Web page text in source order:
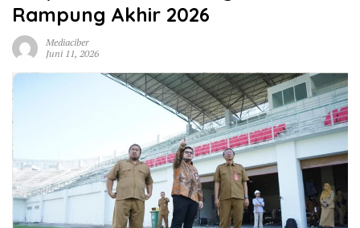
Rampung Akhir 2026
Mediaciber
Juni 11, 2026